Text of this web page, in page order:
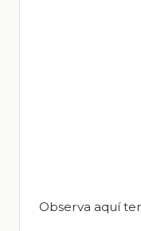
Observa aquí